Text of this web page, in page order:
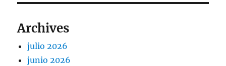
Archives
julio 2026
junio 2026